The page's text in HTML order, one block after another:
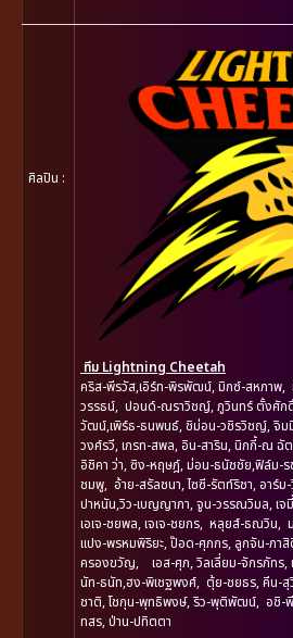
ศิลปิน :
ทีม Lightning Cheetah
คริส-พีรวัส,เอิร์ท-พิรพัฒน์, มิกซ์-สหภาพ
วรรธน์, ปอนด์-ณราวิชญ์, ภูวินทร์ ตั้งศัก
วัฒน์,เพิร์ธ-ธนพนธ์, ชิม่อน-วชิรวิชญ์, จิ
วงศ์รวี, เกรท-สพล, อิน-สาริน, นิกกี้-ณ ฉัต
อิชิคา ว่า, ซิง-หฤษฎ์, ม่อน-ธนัชชัย,ฟิล์ม-
ชมพู, อ้าย-สรัลชนา, ไซซี-รัตท์ริชา, อาร์
ปาหนัน,วิว-เบญญาภา, จูน-วรรณวิมล, เ
เอเจ-ชยพล, เจเจ-ชยกร, หลุยส์-ธณวิน
แปง-พรหมพิริยะ, ป๊อด-ศุภกร, ลูกจัน-ภ
ครองขวัญ, เอส-ศุภ, วิลเลี่ยม-จักรภัทร,
นัท-ธนัท,ฮง-พิเชฐพงศ์, ตุ้ย-ชยธร, คีน-
ชาติ, โชกุน-พุทธิพงษ์, ริว-พุติพัฒน์, อชิ-
ทสร, ป่าน-ปทิตตา